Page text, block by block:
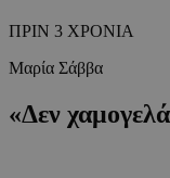
ΠΡΙΝ 3 ΧΡΟΝΙΑ
Μαρία Σάββα
«Δεν